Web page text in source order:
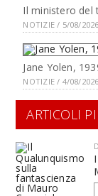
Il ministero del
NOTIZIE / 5/08/2026
Jane Yolen,
NOTIZIE / 4/08/2026
ARTICOLI